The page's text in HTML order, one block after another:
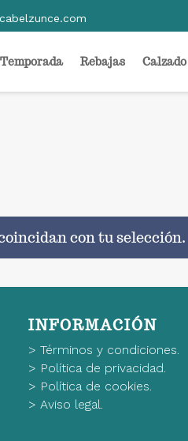
Rebajas Calzado
con tu selección.
INFORMACIÓN
> Términos y condiciones.
> Política de privacidad.
> Política de cookies.
> Aviso legal.